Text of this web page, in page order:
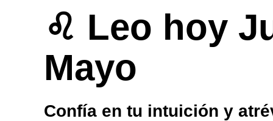
♌ Leo hoy
Mayo
Confía en tu intuición y